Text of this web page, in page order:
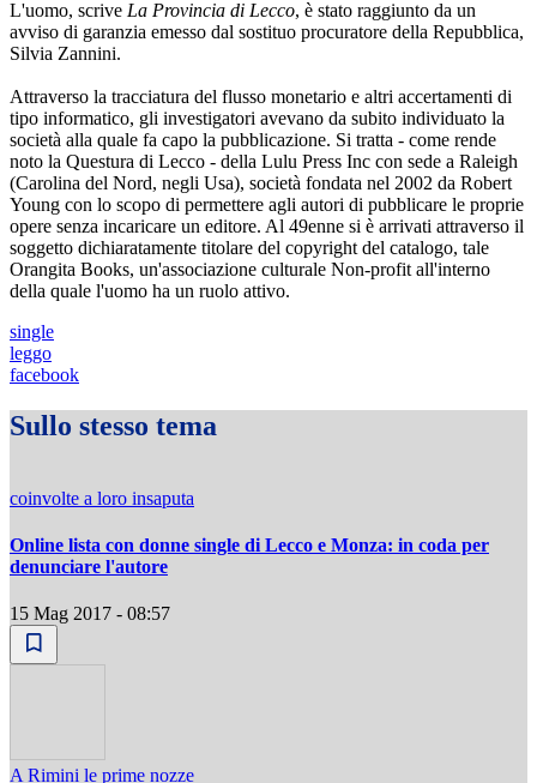
L'uomo, scrive La Provincia di Lecco, è stato raggiunto da un
avviso di garanzia emesso dal sostituo procuratore della Repubblica,
Silvia Zannini.
Attraverso la tracciatura del flusso monetario e altri accertamenti di
tipo informatico, gli investigatori avevano da subito individuato la
società alla quale fa capo la pubblicazione. Si tratta - come rende
noto la Questura di Lecco - della Lulu Press Inc con sede a Raleigh
(Carolina del Nord, negli Usa), società fondata nel 2002 da Robert
Young con lo scopo di permettere agli autori di pubblicare le proprie
opere senza incaricare un editore. Al 49enne si è arrivati attraverso il
soggetto dichiaratamente titolare del copyright del catalogo, tale
Orangita Books, un'associazione culturale Non-profit all'interno
della quale l'uomo ha un ruolo attivo.
single
leggo
facebook
Sullo stesso tema
coinvolte a loro insaputa
Online lista con donne single di Lecco e Monza: in coda per
denunciare l'autore
15 Mag 2017 - 08:57
A Rimini le prime nozze